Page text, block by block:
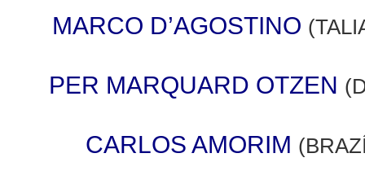
MARCO D’AGOSTINO
PER MARQUARD OTZEN
CARLOS AMORIM